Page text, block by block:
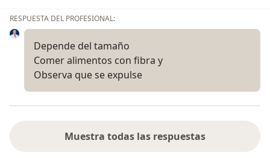
RESPUESTA DEL PROFESIONAL:
Depende del tamaño
Comer alimentos con fibra y
Observa que se expulse
Muestra todas las respuestas